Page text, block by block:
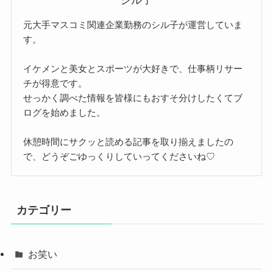
元大手マスコミ関連企業勤務のシル子が運営していま
す。
イケメンと美女とスポーツが大好きで、仕事柄リサー
チが得意です。
せっかく調べた情報を皆様にもおすそ分けしたくてブ
ログを始めました。
休憩時間にサクッと読める記事を取り揃えましたの
で、どうぞごゆっくりしていってくださいね♡
カテゴリー
お笑い